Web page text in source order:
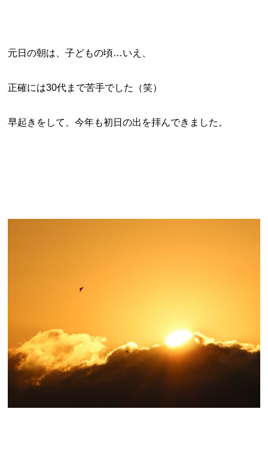
元日の朝は、子どもの頃…いえ、
正確には30代まで苦手でした（笑）
早起きをして、今年も初日の出を拝んできました。